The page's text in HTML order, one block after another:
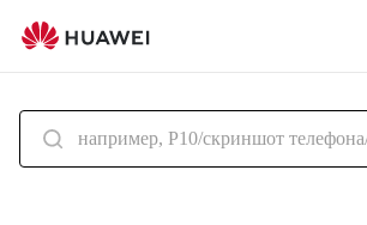
поддержки